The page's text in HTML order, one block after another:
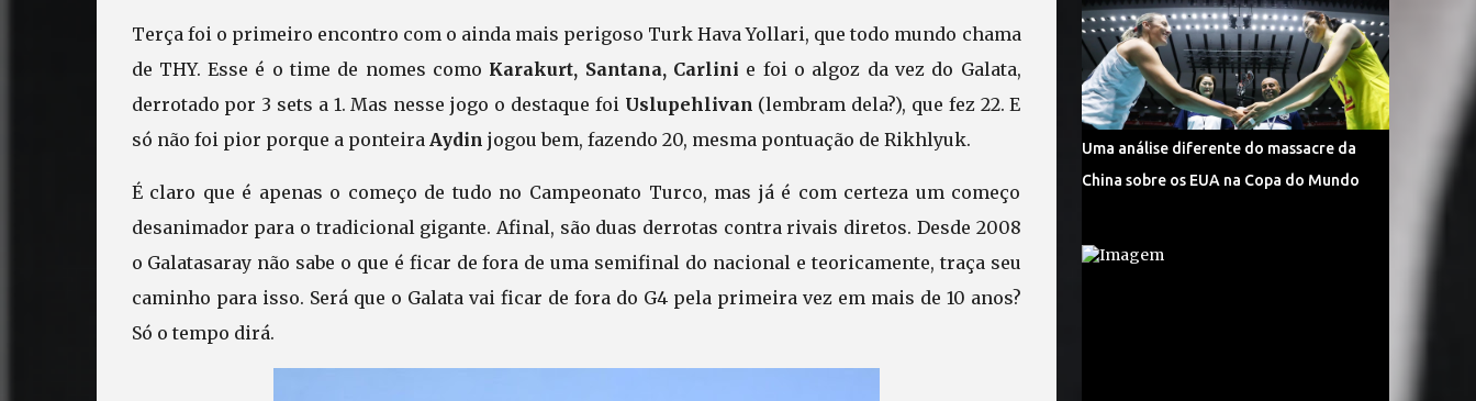
Terça foi o primeiro encontro com o ainda mais perigoso Turk Hava Yollari, que todo mundo chama
de THY. Esse é o time de nomes como Karakurt, Santana, Carlini e foi o algoz da vez do Galata,
derrotado por 3 sets a 1. Mas nesse jogo o destaque foi Uslupehlivan (lembram dela?), que fez 22. E
só não foi pior porque a ponteira Aydin jogou bem, fazendo 20, mesma pontuação de Rikhlyuk.
É claro que é apenas o começo de tudo no Campeonato Turco, mas já é com certeza um começo
desanimador para o tradicional gigante. Afinal, são duas derrotas contra rivais diretos. Desde 2008
o Galatasaray não sabe o que é ficar de fora de uma semifinal do nacional e teoricamente, traça seu
caminho para isso. Será que o Galata vai ficar de fora do G4 pela primeira vez em mais de 10 anos?
Só o tempo dirá.
Uma análise diferente do massacre da
China sobre os EUA na Copa do Mundo